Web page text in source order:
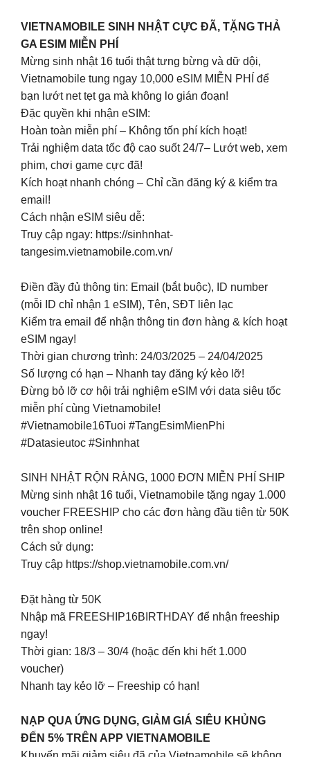
VIETNAMOBILE SINH NHẬT CỰC ĐÃ, TẶNG THẢ
GA ESIM MIỄN PHÍ
Mừng sinh nhật 16 tuổi thật tưng bừng và dữ dội,
Vietnamobile tung ngay 10,000 eSIM MIỄN PHÍ để
bạn lướt net tẹt ga mà không lo gián đoạn!
Đặc quyền khi nhận eSIM:
Hoàn toàn miễn phí – Không tốn phí kích hoạt!
Trải nghiệm data tốc độ cao suốt 24/7– Lướt web, xem
phim, chơi game cực đã!
Kích hoạt nhanh chóng – Chỉ cần đăng ký & kiểm tra
email!
Cách nhận eSIM siêu dễ:
Truy cập ngay: https://sinhnhat-
tangesim.vietnamobile.com.vn/
Điền đầy đủ thông tin: Email (bắt buộc), ID number
(mỗi ID chỉ nhận 1 eSIM), Tên, SĐT liên lạc
Kiểm tra email để nhận thông tin đơn hàng & kích hoạt
eSIM ngay!
Thời gian chương trình: 24/03/2025 – 24/04/2025
Số lượng có hạn – Nhanh tay đăng ký kẻo lỡ!
Đừng bỏ lỡ cơ hội trải nghiệm eSIM với data siêu tốc
miễn phí cùng Vietnamobile!
#Vietnamobile16Tuoi #TangEsimMienPhi
#Datasieutoc #Sinhnhat
SINH NHẬT RỘN RÀNG, 1000 ĐƠN MIỄN PHÍ SHIP
Mừng sinh nhật 16 tuổi, Vietnamobile tặng ngay 1.000
voucher FREESHIP cho các đơn hàng đầu tiên từ 50K
trên shop online!
Cách sử dụng:
Truy cập https://shop.vietnamobile.com.vn/
Đặt hàng từ 50K
Nhập mã FREESHIP16BIRTHDAY để nhận freeship
ngay!
Thời gian: 18/3 – 30/4 (hoặc đến khi hết 1.000
voucher)
Nhanh tay kẻo lỡ – Freeship có hạn!
NẠP QUA ỨNG DỤNG, GIẢM GIÁ SIÊU KHỦNG
ĐẾN 5% TRÊN APP VIETNAMOBILE